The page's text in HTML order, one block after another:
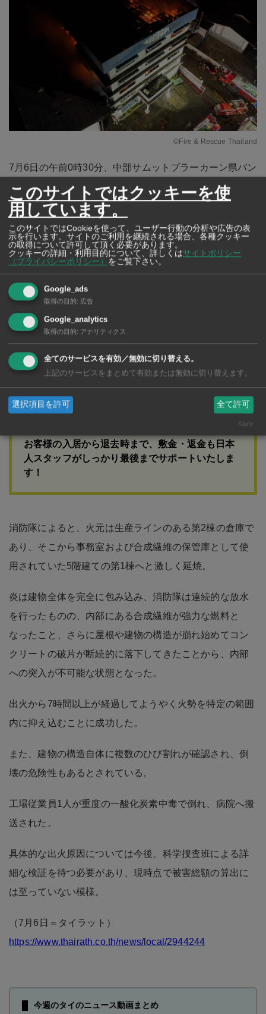
©Fire & Rescue Thailand
7月6日の午前0時30分、中部サムットプラーカーン県バン
プーにある合成繊維製造会社において火災が発生し、地
元当局はバンプーおよび周辺地域から数十台の消防車を
手配して迅速に消火活動へと向かわせた。
広告
お客様の入居から退去時まで、敷金・返金も日本
人スタッフがしっかり最後までサポートいたしま
す！
消防隊によると、火元は生産ラインのある第2棟の倉庫で
あり、そこから事務室および合成繊維の保管庫として使
用されていた5階建ての第1棟へと激しく延焼。
炎は建物全体を完全に包み込み、消防隊は連続的な放水
を行ったものの、内部にある合成繊維が強力な燃料と
なったこと、さらに屋根や建物の構造が崩れ始めてコン
クリートの破片が断続的に落下してきたことから、内部
への突入が不可能な状態となった。
出火から7時間以上が経過してようやく火勢を特定の範囲
内に抑え込むことに成功した。
また、建物の構造自体に複数のひび割れが確認され、倒
壊の危険性もあるとされている。
工場従業員1人が重度の一酸化炭素中毒で倒れ、病院へ搬
送された。
具体的な出火原因については今後、科学捜査班による詳
細な検証を待つ必要があり、現時点で被害総額の算出に
は至っていない模様。
（7月6日＝タイラット）
https://www.thairath.co.th/news/local/2944244
今週のタイのニュース動画まとめ
このサイトではクッキーを使
用しています。
このサイトではCookieを使って、ユーザー行動の分析や広告の表
示を行います。サイトのご利用を継続される場合、各種クッキー
の取得について許可して頂く必要があります。
クッキーの詳細・利用目的について、詳しくはサイトポリシー
（プライバシーポリシー）
をご覧下さい。
Google_ads
取得の目的: 広告
Google_analytics
取得の目的: アナリティクス
全てのサービスを有効／無効に切り替える。
上記のサービスをまとめて有効または無効に切り替えます。
選択項目を許可 全て許可
Klaro